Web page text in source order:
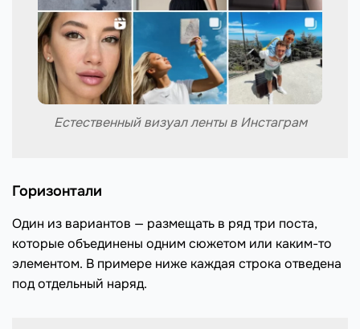
Естественный визуал ленты в Инстаграм
Горизонтали
Один из вариантов — размещать в ряд три поста,
которые объединены одним сюжетом или каким-то
элементом. В примере ниже каждая строка отведена
под отдельный наряд.